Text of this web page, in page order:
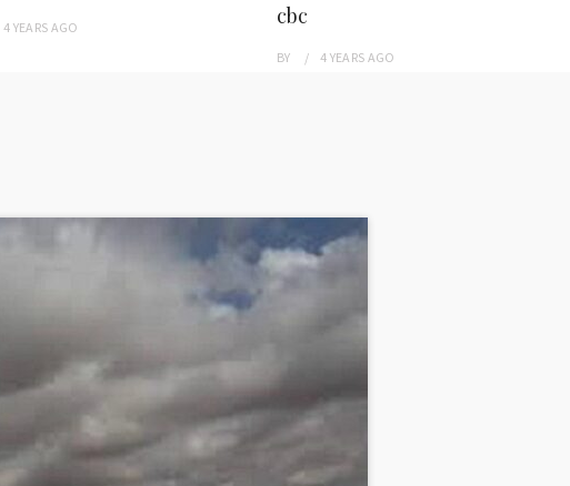
4 YEARS AGO
cbc
BY 4 YEARS AGO